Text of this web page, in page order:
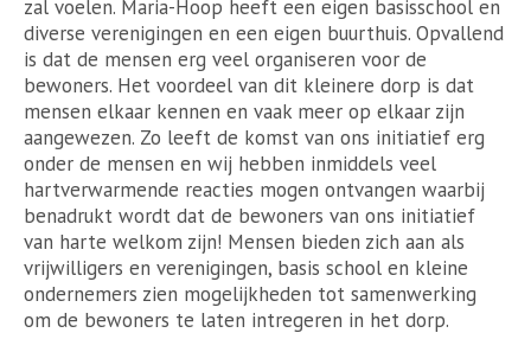
zal voelen. Maria-Hoop heeft een eigen basisschool en
diverse verenigingen en een eigen buurthuis. Opvallend
is dat de mensen erg veel organiseren voor de
bewoners. Het voordeel van dit kleinere dorp is dat
mensen elkaar kennen en vaak meer op elkaar zijn
aangewezen. Zo leeft de komst van ons initiatief erg
onder de mensen en wij hebben inmiddels veel
hartverwarmende reacties mogen ontvangen waarbij
benadrukt wordt dat de bewoners van ons initiatief
van harte welkom zijn! Mensen bieden zich aan als
vrijwilligers en verenigingen, basis school en kleine
ondernemers zien mogelijkheden tot samenwerking
om de bewoners te laten intregeren in het dorp.